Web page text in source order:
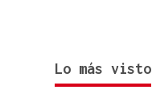
Lo más visto